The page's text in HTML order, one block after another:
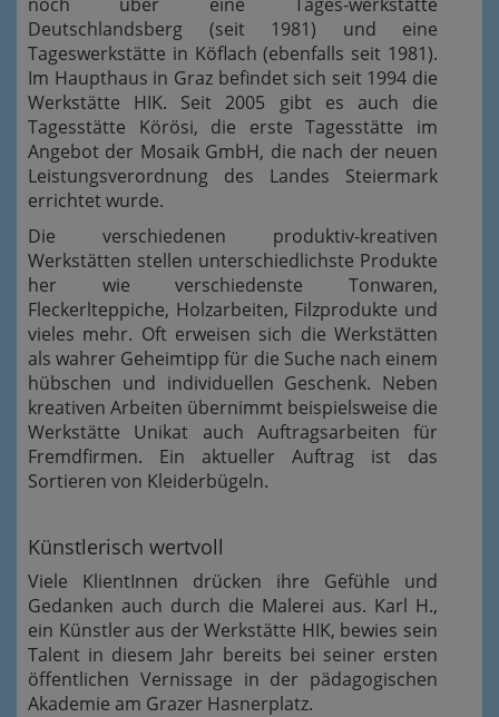
Deutschlandsberg (seit 1981) und eine
Tageswerkstätte in Köflach (ebenfalls seit 1981).
Im Haupthaus in Graz befindet sich seit 1994 die
Werkstätte HIK. Seit 2005 gibt es auch die
Tagesstätte Körösi, die erste Tagesstätte im
Angebot der Mosaik GmbH, die nach der neuen
Leistungsverordnung des Landes Steiermark
errichtet wurde.
Die verschiedenen produktiv-kreativen
Werkstätten stellen unterschiedlichste Produkte
her wie verschiedenste Tonwaren,
Fleckerlteppiche, Holzarbeiten, Filzprodukte und
vieles mehr. Oft erweisen sich die Werkstätten
als wahrer Geheimtipp für die Suche nach einem
hübschen und individuellen Geschenk. Neben
kreativen Arbeiten übernimmt beispielsweise die
Werkstätte Unikat auch Auftragsarbeiten für
Fremdfirmen. Ein aktueller Auftrag ist das
Sortieren von Kleiderbügeln.
Künstlerisch wertvoll
Viele KlientInnen drücken ihre Gefühle und
Gedanken auch durch die Malerei aus. Karl H.,
ein Künstler aus der Werkstätte HIK, bewies sein
Talent in diesem Jahr bereits bei seiner ersten
öffentlichen Vernissage in der pädagogischen
Akademie am Grazer Hasnerplatz.